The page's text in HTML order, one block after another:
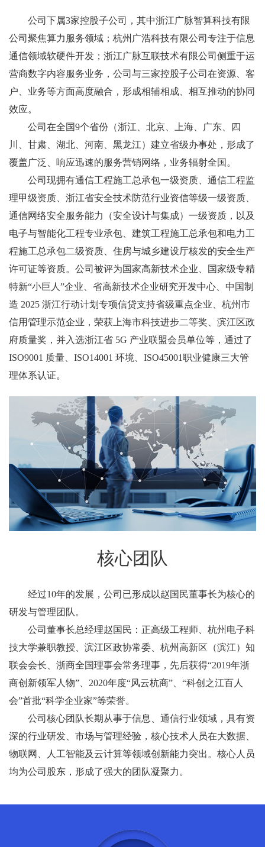
公司下属3家控股子公司，其中浙江广脉智算科技有限
公司聚焦算力服务领域；杭州广浩科技有限公司专注于信息
通信领域软硬件开发；浙江广脉互联技术有限公司侧重于运
营商数字内容服务业务，公司与三家控股子公司在资源、客
户、业务等方面高度融合，形成相辅相成、相互推动的协同
效应。
公司在全国9个省份（浙江、北京、上海、广东、四
川、甘肃、湖北、河南、黑龙江）建立省级办事处，形成了
覆盖广泛、响应迅速的服务营销网络，业务辐射全国。
公司现拥有通信工程施工总承包一级资质、通信工程监
理甲级资质、浙江省安全技术防范行业资信等级一级资质、
通信网络安全服务能力（安全设计与集成）一级资质，以及
电子与智能化工程专业承包、建筑工程施工总承包和电力工
程施工总承包二级资质、住房与城乡建设厅核发的安全生产
许可证等资质。公司被评为国家高新技术企业、国家级专精
特新“小巨人”企业、省高新技术企业研究开发中心、中国制
造 2025 浙江行动计划专项信贷支持省级重点企业、杭州市
信用管理示范企业，荣获上海市科技进步二等奖、滨江区政
府质量奖，并入选浙江省 5G 产业联盟会员单位等，通过了
ISO9001 质量、ISO14001 环境、ISO45001职业健康三大管
理体系认证。
核心团队
经过10年的发展，公司已形成以赵国民董事长为核心的
研发与管理团队。
公司董事长总经理赵国民：正高级工程师、杭州电子科
技大学兼职教授、滨江区政协常委、杭州高新区（滨江）知
联会会长、浙商全国理事会常务理事，先后获得“2019年浙
商创新领军人物”、2020年度“风云杭商”、“科创之江百人
会”首批“科学企业家”等荣誉。
公司核心团队长期从事于信息、通信行业领域，具有资
深的行业研发、市场与管理经验，核心技术人员在大数据、
物联网、人工智能及云计算等领域创新能力突出。核心人员
均为公司股东，形成了强大的团队凝聚力。